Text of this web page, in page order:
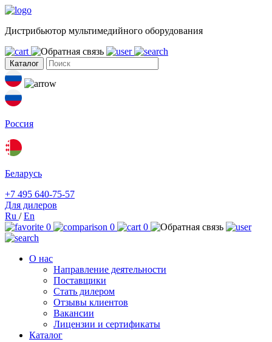
Дистрибьютор мультимедийного оборудования
Каталог
Россия
Беларусь
+7 495 640-75-57
Для дилеров
Ru /En
0
0 0
О нас
Направление деятельности
Поставщики
Стать дилером
Отзывы клиентов
Вакансии
Лицензии и сертификаты
Каталог